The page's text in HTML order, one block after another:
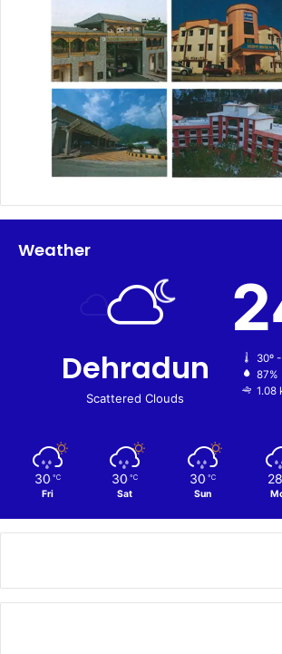
Weather
Dehradun
Scattered Clouds
30º
87%
1.08
30 ℃
Fri
30 ℃
Sat
30 ℃
Sun
28